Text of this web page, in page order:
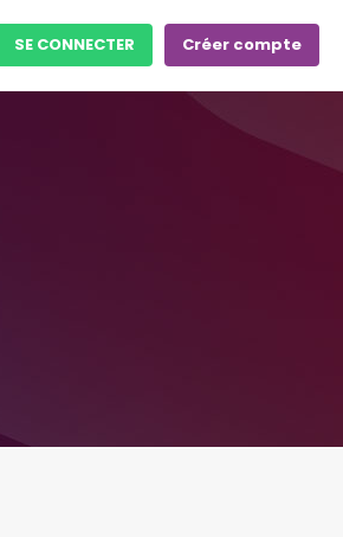
SE CONNECTER Créer compte